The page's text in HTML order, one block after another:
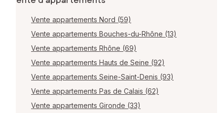
Vente appartements Nord (59)
Vente appartements Bouches-du-Rhône (13)
Vente appartements Rhône (69)
Vente appartements Hauts de Seine (92)
Vente appartements Seine-Saint-Denis (93)
Vente appartements Pas de Calais (62)
Vente appartements Gironde (33)